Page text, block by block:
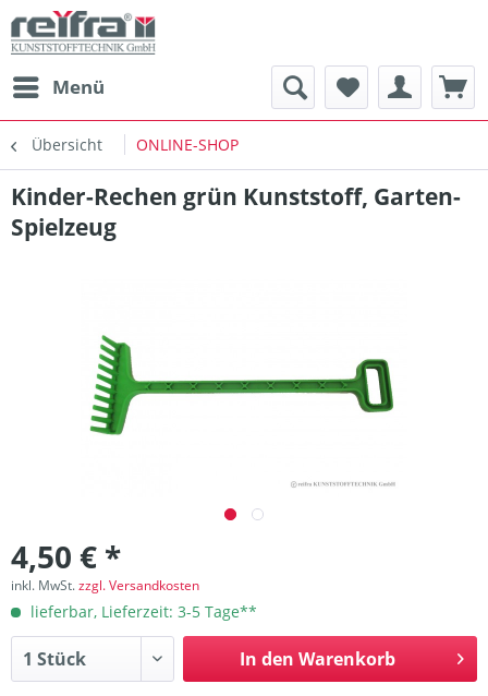
Menü
Übersicht ONLINE-SHOP
Kinder-Rechen grün Kunststoff, Garten-
Spielzeug
4,50 € *
inkl. MwSt.zzgl. Versandkosten
lieferbar, Lieferzeit: 3-5 Tage**
In den Warenkorb